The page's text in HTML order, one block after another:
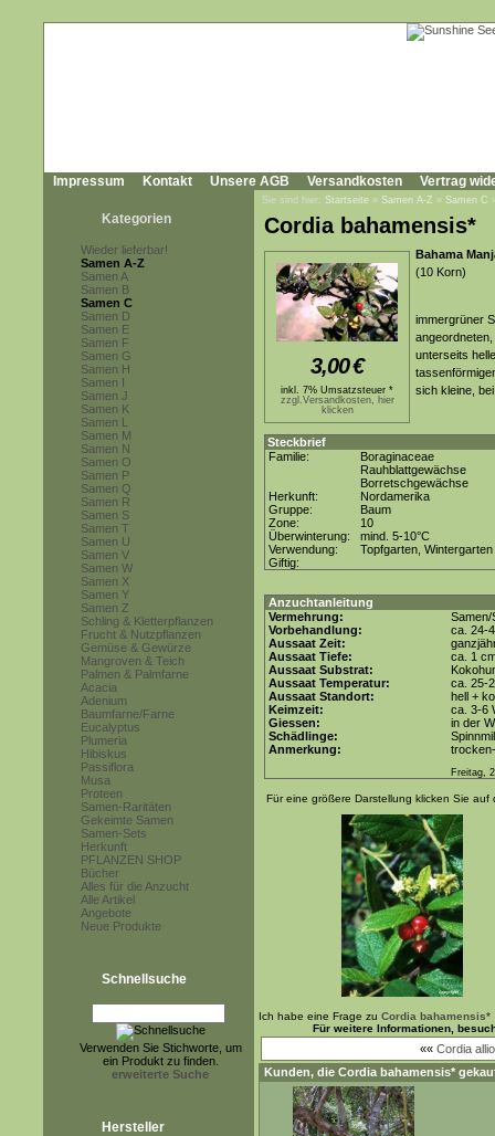
Impressum Kontakt Unsere AGB Versandkosten Vertrag
Kategorien
Wieder lieferbar!
Samen A-Z
Samen A
Samen B
Samen C
Samen D
Samen E
Samen F
Samen G
Samen H
Samen I
Samen J
Samen K
Samen L
Samen M
Samen N
Samen O
Samen P
Samen Q
Samen R
Samen S
Samen T
Samen U
Samen V
Samen W
Samen X
Samen Y
Samen Z
Schling & Kletterpflanzen
Frucht & Nutzpflanzen
Gemüse & Gewürze
Mangroven & Teich
Palmen & Palmfarne
Acacia
Adenium
Baumfarne/Farne
Eucalyptus
Plumeria
Hibiskus
Passiflora
Musa
Proteen
Samen-Raritäten
Gekeimte Samen
Samen-Sets
Herkunft
PFLANZEN SHOP
Bücher
Alles für die Anzucht
Alle Artikel
Angebote
Neue Produkte
Schnellsuche
Verwenden Sie Stichworte, um
ein Produkt zu finden.
erweiterte Suche
Hersteller
Sie sind hier: Startseite » Samen A-Z » Samen C
Cordia bahamensis*
3,00€
inkl. 7% Umsatzsteuer *
zzgl.Versandkosten, hier
klicken
Bahama
(10 Korn)
immergrüner
unterseits
sich kleine,
Steckbrief
Familie:
Boraginaceae
Rauhblattgewächse
Borretschgewächse
Herkunft:
Nordamerika
Gruppe:
Baum
Zone:
10
Überwinterung:
mind. 5-10°C
Verwendung:
Topfgarten, Wintergarten
Giftig:
Anzuchtanleitung
Vermehrung:
Samen/
Vorbehandlung:
ca. 24-
Aussaat Zeit:
Aussaat Tiefe:
ca. 1
Aussaat Substrat:
Aussaat Temperatur:
ca. 25-
Aussaat Standort:
hell +
Keimzeit:
ca. 3-6
Giessen:
in der
Schädlinge:
Anmerkung:
Freitag,
Für eine größere Darstellung klicken Sie auf
Ich habe eine Frage zu Cordia bahamensis*
Für weitere Informationen,
«« Cordia
Kunden, die Cordia bahamensis*